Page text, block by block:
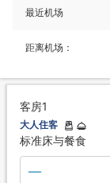
最近机场
距离机场：
客房1
大人住客
标准床与餐食